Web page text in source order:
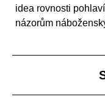
idea rovnosti
názorům